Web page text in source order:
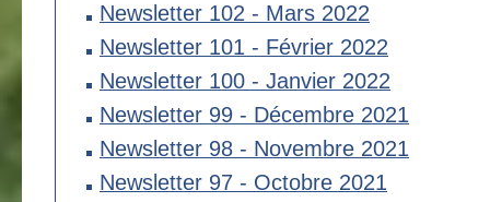
Newsletter 102 - Mars 2022
Newsletter 101 - Février 2022
Newsletter 100 - Janvier 2022
Newsletter 99 - Décembre 2021
Newsletter 98 - Novembre 2021
Newsletter 97 - Octobre 2021